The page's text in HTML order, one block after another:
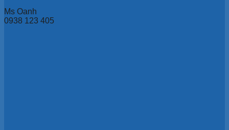
Ms Oanh
0938 123 405